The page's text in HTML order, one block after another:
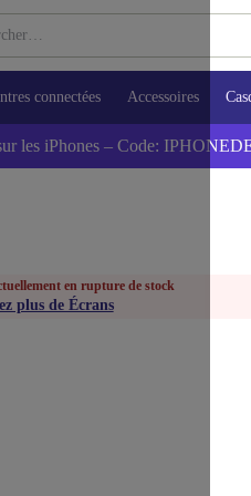
connectées Accessoires
les iPhones – Code:
en rupture de stock
plus de Écrans